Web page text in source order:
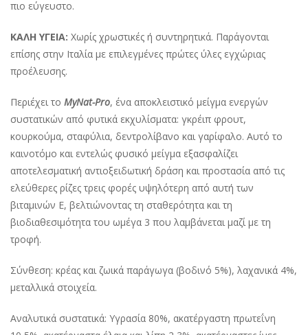
πιο εύγευστο.
ΚΑΛΗ ΥΓΕΙΑ: Χωρίς χρωστικές ή συντηρητικά. Παράγονται
επίσης στην Ιταλία με επιλεγμένες πρώτες ύλες εγχώριας
προέλευσης.
Περιέχει το MyNat-Pro, ένα αποκλειστικό μείγμα ενεργών
συστατικών από φυτικά εκχυλίσματα: γκρέιπ φρουτ,
κουρκούμα, σταφύλια, δεντρολίβανο και γαρίφαλο. Αυτό το
καινοτόμο και εντελώς φυσικό μείγμα εξασφαλίζει
αποτελεσματική αντιοξειδωτική δράση και προστασία από τις
ελεύθερες ρίζες τρεις φορές υψηλότερη από αυτή των
βιταμινών Ε, βελτιώνοντας τη σταθερότητα και τη
βιοδιαθεσιμότητα του ωμέγα 3 που λαμβάνεται μαζί με τη
τροφή.
Σύνθεση: κρέας και ζωικά παράγωγα (βοδινό 5%), λαχανικά 4%,
μεταλλικά στοιχεία.
Αναλυτικά συστατικά: Υγρασία 80%, ακατέργαστη πρωτεΐνη